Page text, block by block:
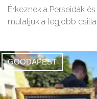
Érkeznek a Perseidák
mutatjuk a legjobb
GOODAPEST